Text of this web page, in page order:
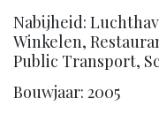
Nabijheid:
Winkelen,
Public Transport,
Bouwjaar: 2005